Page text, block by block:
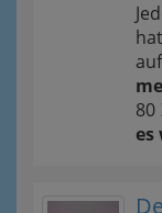
80
es